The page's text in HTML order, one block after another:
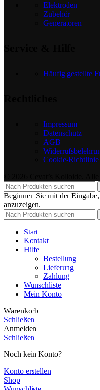
Elektroden
Zubehör
Generatoren
Häufig gestellte
Impressum
Datenschutz
AGB
Cookie-
Beginnen Sie mit der
anzuzeigen.
Start
Kontakt
Hilfe
Bestellung
Lieferung
Zahlung
Wunschliste
Mein Konto
Warenkorb
Schließen
Anmelden
Schließen
Noch kein Konto?
Konto erstellen
Shop